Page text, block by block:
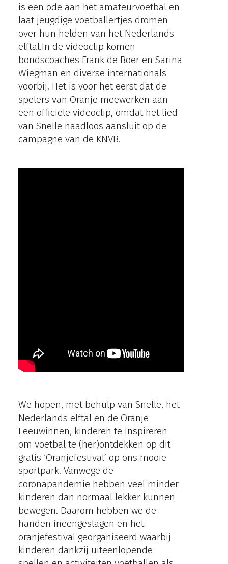
is een ode aan het amateurvoetbal en
laat jeugdige voetballertjes dromen
over hun helden van het Nederlands
elftal.In de videoclip komen
bondscoaches Frank de Boer en Sarina
Wiegman en diverse internationals
voorbij. Het is voor het eerst dat de
spelers van Oranje meewerken aan
een officiële videoclip, omdat het lied
van Snelle naadloos aansluit op de
campagne van de KNVB.
We hopen, met behulp van Snelle, het
Nederlands elftal en de Oranje
Leeuwinnen, kinderen te inspireren
om voetbal te (her)ontdekken op dit
gratis ‘Oranjefestival’ op ons mooie
sportpark. Vanwege de
coronapandemie hebben veel minder
kinderen dan normaal lekker kunnen
bewegen. Daarom hebben we de
handen ineengeslagen en het
oranjefestival georganiseerd waarbij
kinderen dankzij uiteenlopende